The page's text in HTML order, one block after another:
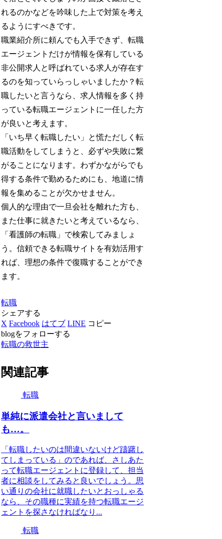
れるのかなどを吟味した上で対策を考え
るようにすべきです。
職業紹介所に頼んでも入手できず、転職
エージェントだけが情報を保有している
非公開求人と呼ばれている求人が存在す
るのを知っていらっしゃいましたか？転
職したいと言うなら、求人情報を多く持
っている転職エージェントに一任した方
が良いと考えます。
「いち早く転職したい」と慌ただしく転
職活動をしてしまうと、必ずや失敗に繋
がることになります。わずかながらでも
得する条件で勤めるためにも、地道に情
報を集めることが欠かせません。
個人的な理由で一旦会社を離れた方も、
また仕事に就きたいと考えているなら、
「看護師の転職」で検索してみましょ
う。信頼できる転職サイトを有効活用す
れば、理想の条件で復職することができ
ます。
転職
シェアする
X Facebook はてブ LINE コピー
blogをフォローする
転職の救世主
関連記事
転職
単純に派遣会社と言いまして
も…。
「転職したいのは間違いないけど躊躇し
てしまっている」のであれば、さしあた
って転職エージェントに登録して、担当
者に相談をしてみると良いでしょう。思
い通りの会社に就職したいとおっしゃる
なら、その職種に実績を持つ転職エージ
ェントを探さなければなり...
転職